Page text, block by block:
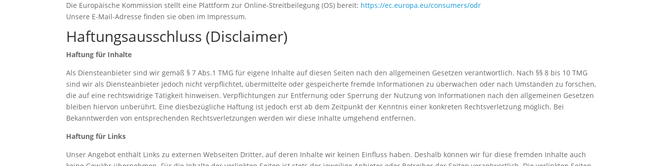
Die Europäische Kommission stellt eine Plattform zur Online-Streitbeilegung (OS) bereit: https://ec.europa.eu/consumers/odr
Unsere E-Mail-Adresse finden sie oben im Impressum.
Haftungsausschluss (Disclaimer)
Haftung für Inhalte
Als Diensteanbieter sind wir gemäß § 7 Abs.1 TMG für eigene Inhalte auf diesen Seiten nach den allgemeinen Gesetzen verantwortlich. Nach §§ 8 bis 10 TMG
sind wir als Diensteanbieter jedoch nicht verpflichtet, übermittelte oder gespeicherte fremde Informationen zu überwachen oder nach Umständen zu forschen,
die auf eine rechtswidrige Tätigkeit hinweisen. Verpflichtungen zur Entfernung oder Sperrung der Nutzung von Informationen nach den allgemeinen Gesetzen
bleiben hiervon unberührt. Eine diesbezügliche Haftung ist jedoch erst ab dem Zeitpunkt der Kenntnis einer konkreten Rechtsverletzung möglich. Bei
Bekanntwerden von entsprechenden Rechtsverletzungen werden wir diese Inhalte umgehend entfernen.
Haftung für Links
Unser Angebot enthält Links zu externen Webseiten Dritter, auf deren Inhalte wir keinen Einfluss haben. Deshalb können wir für diese fremden Inhalte auch